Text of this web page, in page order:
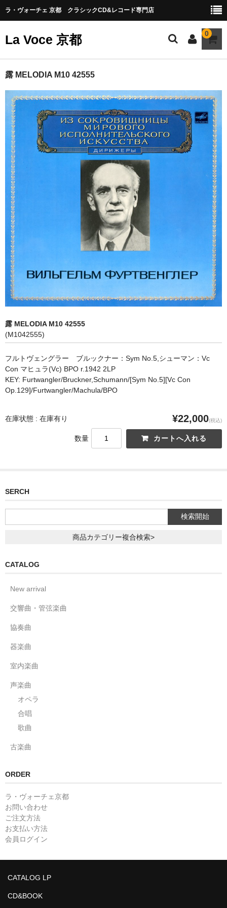
ラ・ヴォーチェ 京都 クラシックCD&レコード専門店
La Voce 京都 0
CATALOG LP
New arrival
交響曲・管弦楽曲
協奏曲
CD&BOOK
PICK UP
ORDER
NEWS
CONTACT
露 MELODIA M10 42555
露 MELODIA M10 42555
(M1042555)
フルトヴェングラー ブルックナー：Sym No.5,シューマン：Vc
Con マヒュラ(Vc) BPO r.1942 2LP
KEY: Furtwangler/Bruckner,Schumann/[Sym No.5][Vc Con
Op.129]/Furtwangler/Machula/BPO
在庫状態 : 在庫有り ¥22,000(税込)
数量
SERCH
商品カテゴリー複合検索>
CATALOG
New arrival
交響曲・管弦楽曲
協奏曲
器楽曲
室内楽曲
声楽曲
オペラ
合唱
歌曲
古楽曲
ORDER
ラ・ヴォーチェ京都
お問い合わせ
ご注文方法
お支払い方法
会員ログイン
CATALOG LP
CD&BOOK